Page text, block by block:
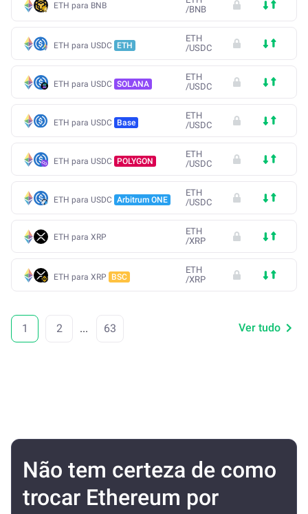
ETH para BNB
/BNB
ETH para USDC ETH
ETH
/USDC
ETH para USDC SOLANA
ETH
/USDC
ETH para USDC Base
ETH
/USDC
ETH para USDC POLYGON
ETH
/USDC
ETH para USDC Arbitrum ONE
ETH
/USDC
ETH para XRP
ETH
/XRP
ETH para XRP BSC
ETH
/XRP
1 2 ... 63 Ver tudo
Não tem certeza de como
trocar Ethereum por